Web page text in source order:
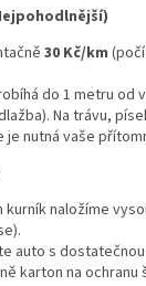
30 Kč/km
do 1 metru od
Na trávu,
je nutná vaše
kurník naložíme
auto s
karton na ochranu